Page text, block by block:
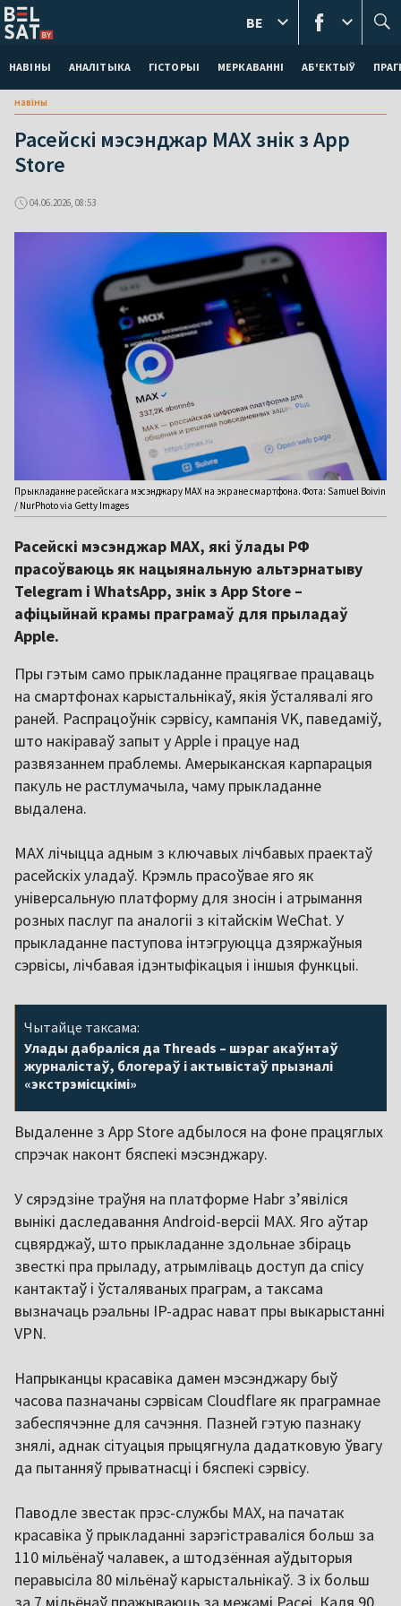
НАВІНЫ АНАЛІТЫКА ГІСТОРЫІ МЕРКАВАННI АБ'ЕКТЫЎ
BE
навіны
Расейскі мэсэнджар MAX знік з App
Store
04.06.2026, 08:53
Прыкладанне расейскага мэсэнджару MAX на экране смартфона. Фота: Samuel Boivin
/ NurPhoto via Getty Images
Расейскі мэсэнджар MAX, які ўлады РФ
прасоўваюць як нацыянальную альтэрнатыву
Telegram і WhatsApp, знік з App Store –
афіцыйнай крамы праграмаў для прыладаў
Apple.
Пры гэтым само прыкладанне працягвае працаваць
на смартфонах карыстальнікаў, якія ўсталявалі яго
раней. Распрацоўнік сэрвісу, кампанія VK, паведаміў,
што накіраваў запыт у Apple і працуе над
развязаннем праблемы. Амерыканская карпарацыя
пакуль не растлумачыла, чаму прыкладанне
выдалена.
MAX лічыцца адным з ключавых лічбавых праектаў
расейскіх уладаў. Крэмль прасоўвае яго як
універсальную платформу для зносін і атрымання
розных паслуг па аналогіі з кітайскім WeChat. У
прыкладанне паступова інтэгруюцца дзяржаўныя
сэрвісы, лічбавая ідэнтыфікацыя і іншыя функцыі.
Чытайце таксама:
Улады дабраліся да Threads – шэраг акаўнтаў
журналістаў, блогераў і актывістаў прызналі
«экстрэмісцкімі»
Выдаленне з App Store адбылося на фоне працяглых
спрэчак наконт бяспекі мэсэнджару.
У сярэдзіне траўня на платформе Habr з’явіліся
вынікі даследавання Android-версіі MAX. Яго аўтар
сцвярджаў, што прыкладанне здольнае збіраць
звесткі пра прыладу, атрымліваць доступ да спісу
кантактаў і ўсталяваных праграм, а таксама
вызначаць рэальны IP-адрас нават пры выкарыстанні
VPN.
Напрыканцы красавіка дамен мэсэнджару быў
часова пазначаны сэрвісам Cloudflare як праграмнае
забеспячэнне для сачэння. Пазней гэтую пазнаку
знялі, аднак сітуацыя прыцягнула дадатковую ўвагу
да пытанняў прыватнасці і бяспекі сэрвісу.
Паводле звестак прэс-службы MAX, на пачатак
красавіка ў прыкладанні зарэгістраваліся больш за
110 мільёнаў чалавек, а штодзённая аўдыторыя
перавысіла 80 мільёнаў карыстальнікаў. З іх больш